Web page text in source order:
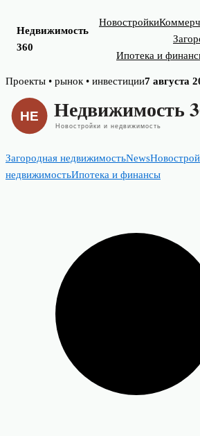
Недвижимость
360
Новостройки
Ипотека и
Skip
content
Проекты • рынок • инвестиции7 августа
Загородная недвижимостьNews
недвижимостьИпотека и финансы